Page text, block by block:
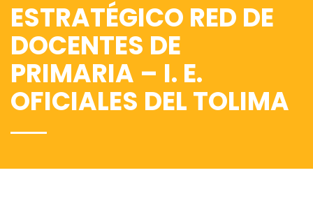
ESTRATÉGICO RED DE
DOCENTES DE
PRIMARIA – I. E.
OFICIALES DEL TOLIMA